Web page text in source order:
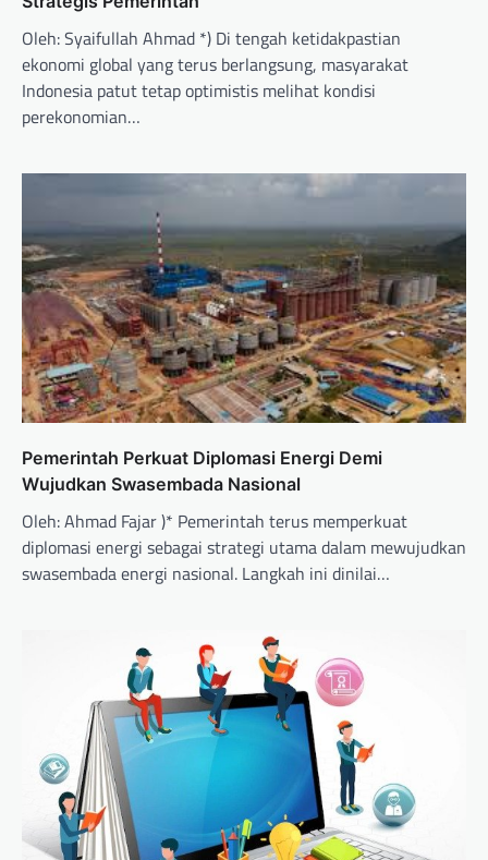
Oleh: Syaifullah Ahmad *) Di tengah ketidakpastian
ekonomi global yang terus berlangsung, masyarakat
Indonesia patut tetap optimistis melihat kondisi
perekonomian…
Pemerintah Perkuat Diplomasi Energi Demi
Wujudkan Swasembada Nasional
Oleh: Ahmad Fajar )* Pemerintah terus memperkuat
diplomasi energi sebagai strategi utama dalam mewujudkan
swasembada energi nasional. Langkah ini dinilai…